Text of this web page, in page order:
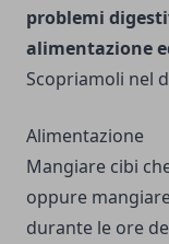
problemi
alimentazione
Scopriamoli nel
Alimentazione
Mangiare cibi
oppure
durante le ore